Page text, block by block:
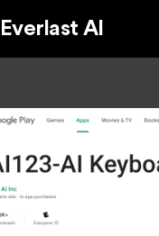
Everlast AI